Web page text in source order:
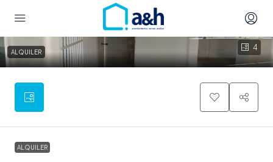
4
ALQUILER
ALQUILER